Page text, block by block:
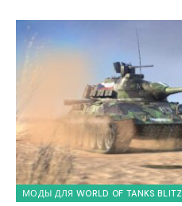
МОДЫ ДЛЯ WORLD OF TANKS BLITZ